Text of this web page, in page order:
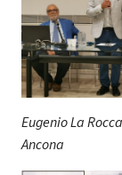
Eugenio La
Ancona